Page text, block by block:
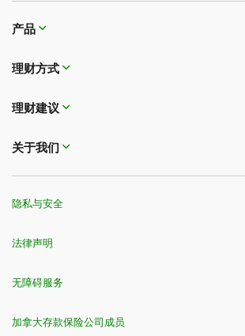
产品
理财方式
理财建议
关于我们
隐私与安全
法律声明
无障碍服务
加拿大存款保险公司成员